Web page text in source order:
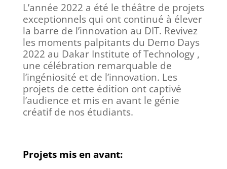
L’année 2022 a été le théâtre de projets
exceptionnels qui ont continué à élever
la barre de l’innovation au DIT. Revivez
les moments palpitants du Demo Days
2022 au Dakar Institute of Technology ,
une célébration remarquable de
l’ingéniosité et de l’innovation. Les
projets de cette édition ont captivé
l’audience et mis en avant le génie
créatif de nos étudiants.
Projets mis en avant: